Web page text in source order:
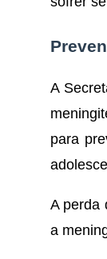
A
para
A perda
a